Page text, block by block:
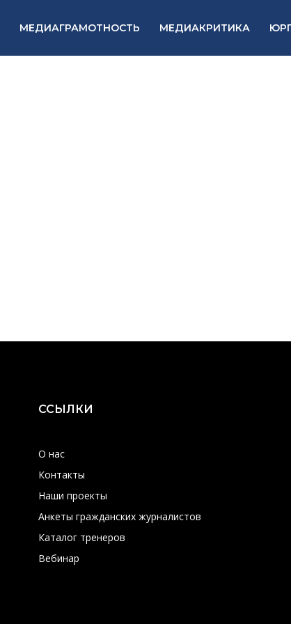
МЕДИАГРАМОТНОСТЬ МЕДИАКРИТИКА
ССЫЛКИ
О нас
Контакты
Наши проекты
Анкеты гражданских журналистов
Каталог тренеров
Вебинар